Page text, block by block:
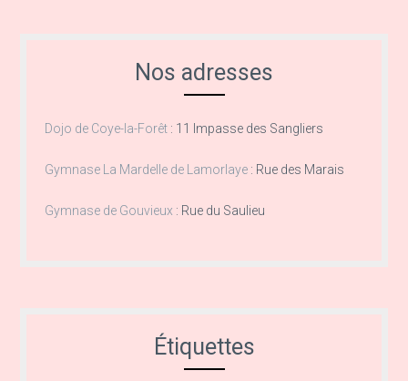
Nos adresses
Dojo de Coye-la-Forêt : 11 Impasse des Sangliers
Gymnase La Mardelle de Lamorlaye : Rue des Marais
Gymnase de Gouvieux : Rue du Saulieu
Étiquettes